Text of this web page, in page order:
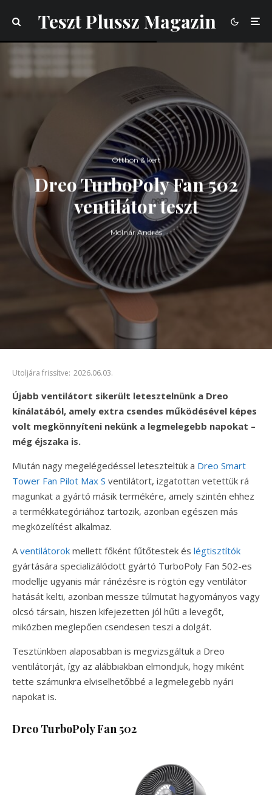
Teszt Plussz Magazin
Otthon & kert
Dreo TurboPoly Fan 502
ventilátor teszt
Molnár András
Utoljára frissítve: 2026.06.03.
Újabb ventilátort sikerült letesztelnünk a Dreo
kínálatából, amely extra csendes működésével képes
volt megkönnyíteni nekünk a legmelegebb napokat –
még éjszaka is.
Miután nagy megelégedéssel leteszteltük a Dreo Smart
Tower Fan Pilot Max S ventilátort, izgatottan vetettük rá
magunkat a gyártó másik termékére, amely szintén ehhez
a termékkategóriához tartozik, azonban egészen más
megközelítést alkalmaz.
Aventilátorok mellett főként fűtőtestek és légtisztítók
gyártására specializálódott gyártó TurboPoly Fan 502-es
modellje ugyanis már ránézésre is rögtön egy ventilátor
hatását kelti, azonban messze túlmutat hagyományos vagy
olcsó társain, hiszen kifejezetten jól hűti a levegőt,
miközben meglepően csendesen teszi a dolgát.
Tesztünkben alaposabban is megvizsgáltuk a Dreo
ventilátorját, így az alábbiakban elmondjuk, hogy miként
tette számunkra elviselhetőbbé a legmelegebb nyári
napokat is.
Dreo TurboPoly Fan 502